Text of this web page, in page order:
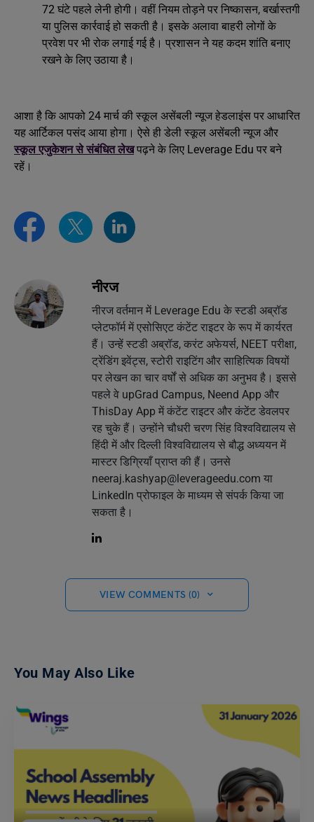
72 घंटे पहले लेनी होगी। वहीं नियम तोड़ने पर निष्कासन, बर्खास्तगी
या पुलिस कार्रवाई हो सकती है। इसके अलावा बाहरी लोगों के
प्रवेश पर भी रोक लगाई गई है। प्रशासन ने यह कदम शांति बनाए
रखने के लिए उठाया है।
आशा है कि आपको 24 मार्च की स्कूल असेंबली न्यूज हेडलाइंस पर आधारित
यह आर्टिकल पसंद आया होगा। ऐसे ही डेली स्कूल असेंबली न्यूज और
स्कूल एजुकेशन से संबंधित लेखपढ़ने के लिए Leverage Edu पर बने
रहें।
नीरज
नीरज वर्तमान में Leverage Edu के स्टडी अब्रॉड
प्लेटफॉर्म में एसोसिएट कंटेंट राइटर के रूप में कार्यरत
हैं। उन्हें स्टडी अब्रॉड, करंट अफेयर्स, NEET परीक्षा,
ट्रेंडिंग इवेंट्स, स्टोरी राइटिंग और साहित्यिक विषयों
पर लेखन का चार वर्षों से अधिक का अनुभव है। इससे
पहले वे upGrad Campus, Neend App और
ThisDay App में कंटेंट राइटर और कंटेंट डेवलपर
रह चुके हैं। उन्होंने चौधरी चरण सिंह विश्वविद्यालय से
हिंदी में और दिल्ली विश्वविद्यालय से बौद्ध अध्ययन में
मास्टर डिग्रियाँ प्राप्त की हैं। उनसे
neeraj.kashyap@leverageedu.com या
LinkedIn प्रोफाइल के माध्यम से संपर्क किया जा
सकता है।
VIEW COMMENTS (0)
You May Also Like